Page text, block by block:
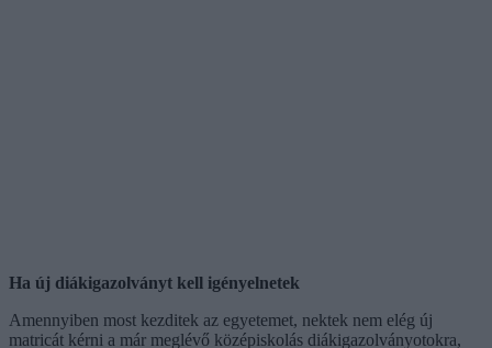
Ha új diákigazolványt kell igényelnetek
Amennyiben most kezditek az egyetemet, nektek nem elég új
matricát kérni a már meglévő középiskolás diákigazolványotokra,